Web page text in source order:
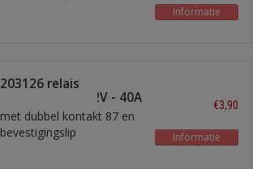
Informatie
203126 relais
maakkontakt 12V - 40A
met dubbel kontakt 87 en
bevestigingslip
€3,90
Informatie